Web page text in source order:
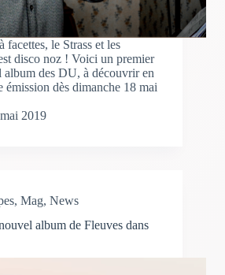
facettes, le Strass et les
disco noz ! Voici un premier
des DU, à découvrir en
émission dès dimanche 18 mai
2019
, Mag, News
album de Fleuves dans